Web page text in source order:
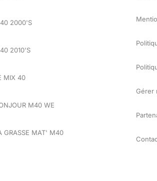
2000'S
2010'S
MIX 40
M40 WE
GRASSE MAT' M40
Gérer